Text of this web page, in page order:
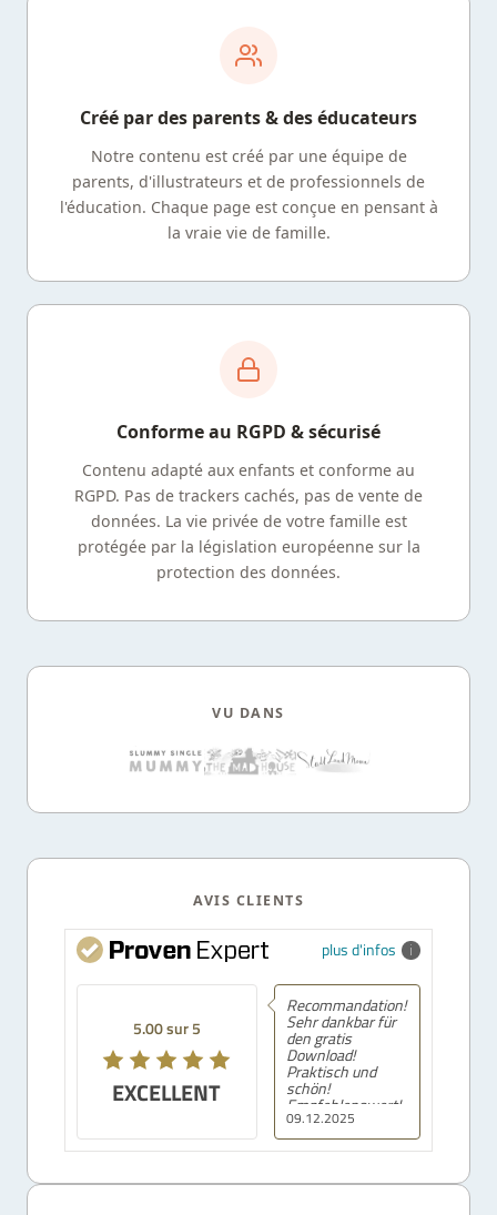
Créé par des parents & des éducateurs
Notre contenu est créé par une équipe de
parents, d'illustrateurs et de professionnels de
l'éducation. Chaque page est conçue en pensant à
la vraie vie de famille.
Conforme au RGPD & sécurisé
Contenu adapté aux enfants et conforme au
RGPD. Pas de trackers cachés, pas de vente de
données. La vie privée de votre famille est
protégée par la législation européenne sur la
protection des données.
VU DANS
AVIS CLIENTS
plus d'infos
5.00 sur 5
EXCELLENT
09.12.2025
Recommandation!
Sehr dankbar für
den gratis
Download!
Praktisch und
schön!
Empfehlenswert!